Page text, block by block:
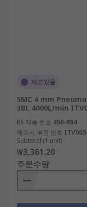
재고있음
SMC 4 mm
3BL 4000L/min
RS 제품 번호 456-884
제조사 부품 번호
Subtotal (1 unit)
₩3,361.20
주문수량